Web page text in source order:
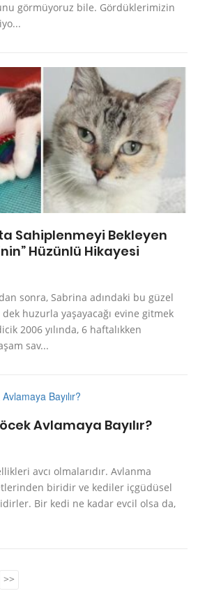
görmüyoruz bile. Gördüklerimizin
Sahiplenmeyi Bekleyen
Hüzünlü Hikayesi
sonra, Sabrina adındaki bu güzel
huzurla yaşayacağı evine gitmek
2006 yılında, 6 haftalıkken
sav...
Avlamaya Bayılır?
avcı olmalarıdır. Avlanma
biridir ve kediler içgüdüsel
Bir kedi ne kadar evcil olsa da,
>>